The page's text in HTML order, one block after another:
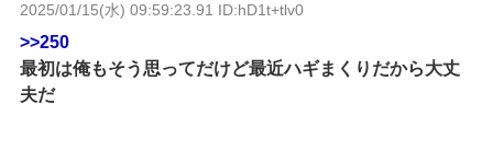
2025/01/15(水) 09:59:23.91 ID:hD1t+tlv0
>>250
最初は俺もそう思ってだけど最近ハギまくりだから大丈
夫だ